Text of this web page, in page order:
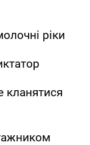
ріки
кланятися